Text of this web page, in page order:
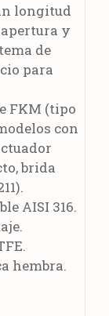
longitud
y
de
para
FKM (tipo
con
brida
AISI 316.
hembra.